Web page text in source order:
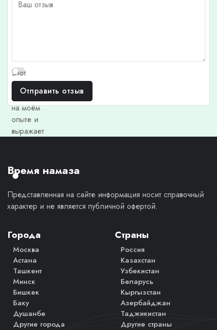
Этот
отзыв
основан
на моём
опыте и
выражает
мнение.
Отправить отзыв
Время намаза
Представленная на сайте информация носит справочный
характер и не является публичной офертой.
Города
Москва
Астана
Ташкент
Минск
Бишкек
Баку
Душанбе
Другие города
Страны
Россия
Казахстан
Узбекистан
Беларусь
Кыргызстан
Азербайджан
Таджикистан
Другие страны